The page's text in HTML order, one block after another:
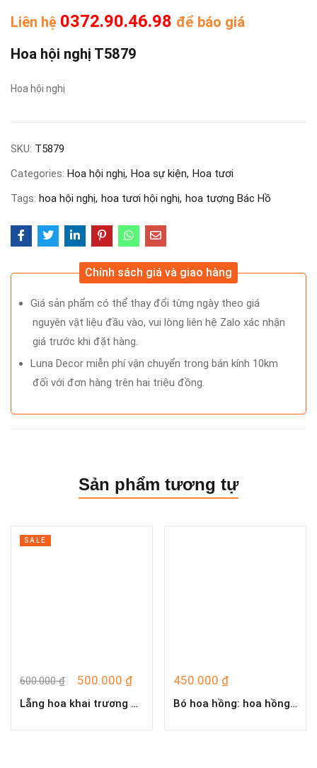
Liên hệ 0372.90.46.98 để báo giá
Hoa hội nghị T5879
Hoa hội nghị
SKU: T5879
Categories: Hoa hội nghị Hoa sự kiện Hoa tươi
Tags: hoa hội nghị hoa tươi hội nghị hoa tượng Bác Hồ
Chính sách giá và giao hàng
Giá sản phẩm có thể thay đổi từng ngày theo giá
nguyên vật liệu đầu vào, vui lòng liên hệ Zalo xác nhận
giá trước khi đặt hàng.
Luna Decor miễn phí vận chuyển trong bán kính 10km
đối với đơn hàng trên hai triệu đồng.
Sản phẩm tương tự
SALE
600.000₫ 500.000 ₫
Lẵng hoa khai trương T4236
450.000 ₫
Bó hoa hồng: hoa hồng đỏ gói giấy báo, đơn giản, sang trọng, thu hút